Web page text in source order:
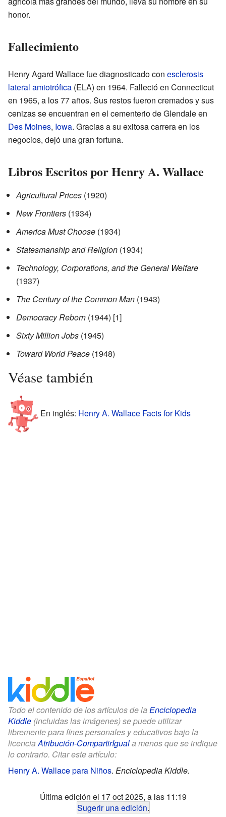
honor.
Fallecimiento
Henry Agard Wallace fue diagnosticado con esclerosis
lateral amiotrófica (ELA) en 1964. Falleció en Connecticut
en 1965, a los 77 años. Sus restos fueron cremados y sus
cenizas se encuentran en el cementerio de Glendale en
Des Moines, Iowa. Gracias a su exitosa carrera en los
negocios, dejó una gran fortuna.
Libros Escritos por Henry A. Wallace
Agricultural Prices (1920)
New Frontiers (1934)
America Must Choose (1934)
Statesmanship and Religion (1934)
Technology, Corporations, and the General Welfare
(1937)
The Century of the Common Man (1943)
Democracy Reborn (1944) [1]
Sixty Million Jobs (1945)
Toward World Peace (1948)
Véase también
En inglés: Henry A. Wallace Facts for Kids
Todo el contenido de los artículos de la Enciclopedia
Kiddle (incluidas las imágenes) se puede utilizar
libremente para fines personales y educativos bajo la
licenciaAtribución-CompartirIguala menos que se indique
lo contrario. Citar este artículo:
Henry A. Wallace para Niños. Enciclopedia Kiddle.
Última edición el 17 oct 2025, a las 11:19
Sugerir una edición.